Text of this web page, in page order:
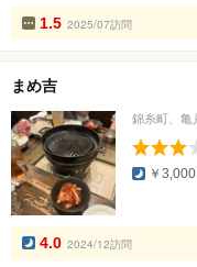
1.5 2025/07訪問
まめ吉
錦糸町、亀
￥
4.0 2024/12訪問